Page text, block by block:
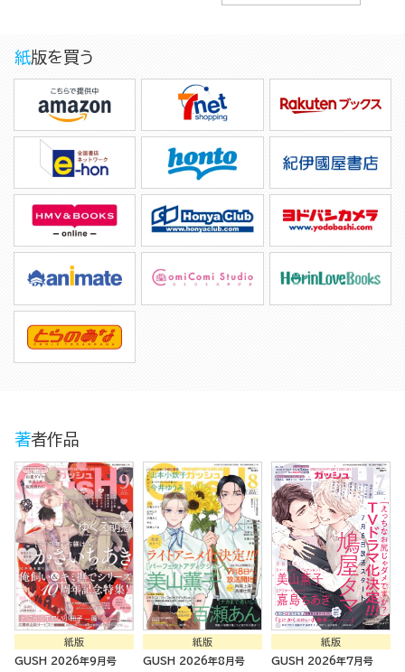
紙版を買う
著者作品
紙版
GUSH 2026年9月号
紙版
GUSH 2026年8月号
紙版
GUSH 2026年7月号